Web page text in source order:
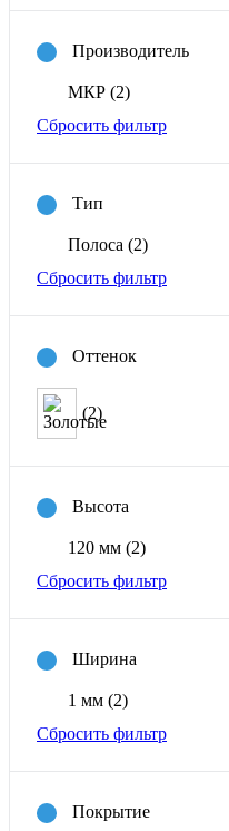
Производитель
МКР (2)
Сбросить фильтр
Тип
Полоса (2)
Сбросить фильтр
Оттенок
(2)
Высота
120 мм (2)
Сбросить фильтр
Ширина
1 мм (2)
Сбросить фильтр
Покрытие